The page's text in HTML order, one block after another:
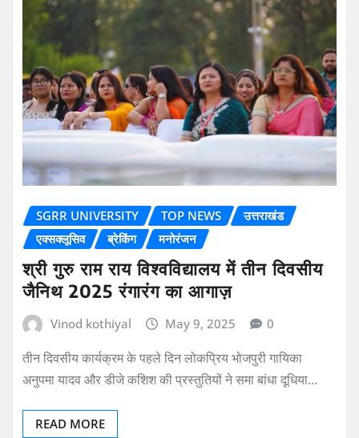
SGRR UNIVERSITY TOP NEWS
उत्तराखंड
एक्सक्लूसिव
ब्रेकिंग मनोरंजन
श्री गुरु राम राय विश्वविद्यालय में तीन दिवसीय
जैनिथ 2025 रंगारंग का आगाज़
Vinod kothiyal May 9, 2025 0
तीन दिवसीय कार्यक्रम के पहले दिन लोकप्रिय भोजपुरी गायिका
अनुपमा यादव और डीजे कशिश की प्रस्तुतियों ने समा बांधा दूधिया…
READ MORE